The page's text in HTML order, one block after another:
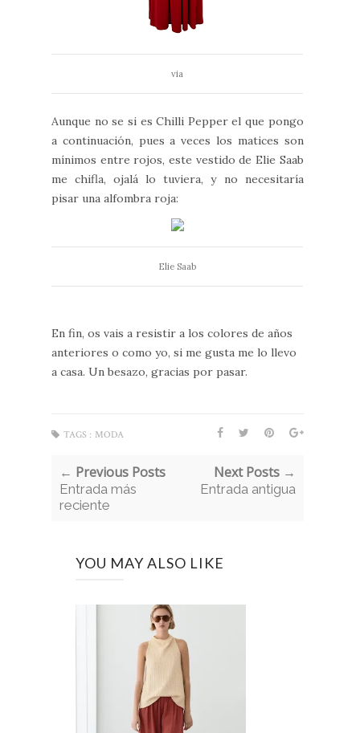
via
Aunque no se si es Chilli Pepper el que pongo
a continuación, pues a veces los matices son
mínimos entre rojos, este vestido de Elie Saab
me chifla, ojalá lo tuviera, y no necesitaría
pisar una alfombra roja:
Elie Saab
En fin, os vais a resistir a los colores de años
anteriores o como yo, si me gusta me lo llevo
a casa. Un besazo, gracias por pasar.
TAGS : MODA
← Previous Posts
Entrada más
reciente
Next Posts →
Entrada antigua
YOU MAY ALSO LIKE